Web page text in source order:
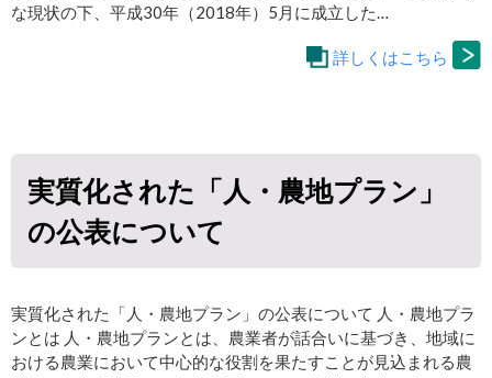
な現状の下、平成30年（2018年）5月に成立した…
詳しくはこちら
実質化された「人・農地プラン」
の公表について
実質化された「人・農地プラン」の公表について 人・農地プラ
ンとは 人・農地プランとは、農業者が話合いに基づき、地域に
おける農業において中心的な役割を果たすことが見込まれる農